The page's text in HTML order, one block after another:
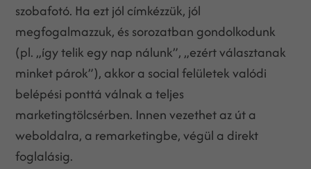
szobafotó. Ha ezt jól címkézzük, jól
megfogalmazzuk, és sorozatban gondolkodunk
(pl. „így telik egy nap nálunk”, „ezért választanak
minket párok”), akkor a social felületek valódi
belépési ponttá válnak a teljes
marketingtölcsérben. Innen vezethet az út a
weboldalra, a remarketingbe, végül a direkt
foglalásig.